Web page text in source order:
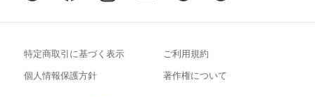
特定商取引に基づく表示 ご利用規約
個人情報保護方針 著作権について